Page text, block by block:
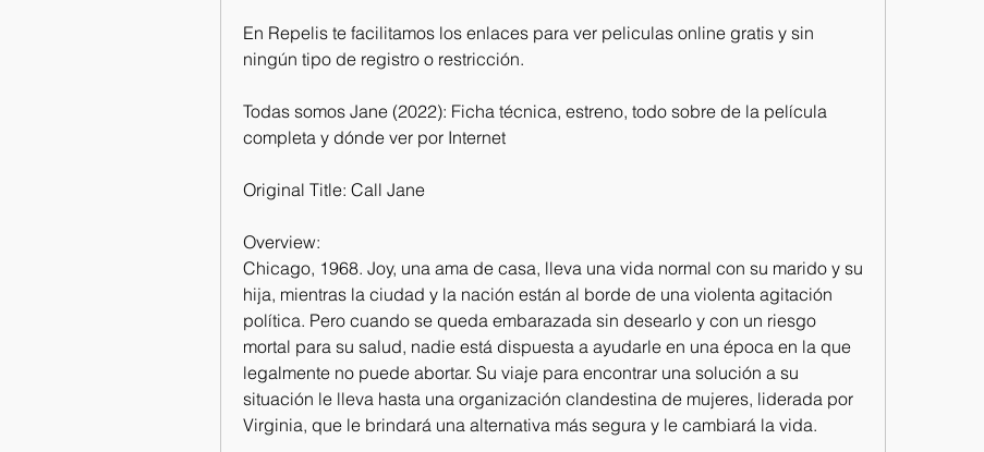
En Repelis te facilitamos los enlaces para ver peliculas online gratis y sin
ningún tipo de registro o restricción.
Todas somos Jane (2022): Ficha técnica, estreno, todo sobre de la película
completa y dónde ver por Internet
Original Title: Call Jane
Overview:
Chicago, 1968. Joy, una ama de casa, lleva una vida normal con su marido y su
hija, mientras la ciudad y la nación están al borde de una violenta agitación
política. Pero cuando se queda embarazada sin desearlo y con un riesgo
mortal para su salud, nadie está dispuesta a ayudarle en una época en la que
legalmente no puede abortar. Su viaje para encontrar una solución a su
situación le lleva hasta una organización clandestina de mujeres, liderada por
Virginia, que le brindará una alternativa más segura y le cambiará la vida.